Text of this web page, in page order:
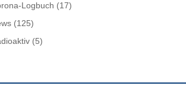
Logbuch (17)
(125)
(5)